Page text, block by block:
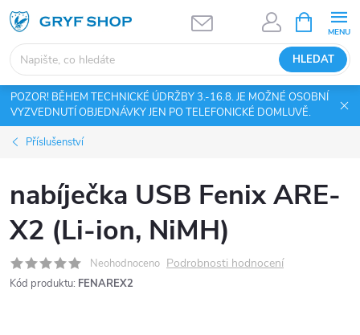
Přejít
na
obsah
HLEDAT
NÁKUPNÍ
KOŠÍK
POZOR! BĚHEM TECHNICKÉ ÚDRŽBY 3.-16.8. JE MOŽNÉ OSOBNÍ
VYZVEDNUTÍ OBJEDNÁVKY JEN PO TELEFONICKÉ DOMLUVĚ.
Příslušenství
nabíječka USB Fenix ARE-
X2 (Li-ion, NiMH)
Neohodnoceno Podrobnosti hodnocení
Kód produktu: FENAREX2